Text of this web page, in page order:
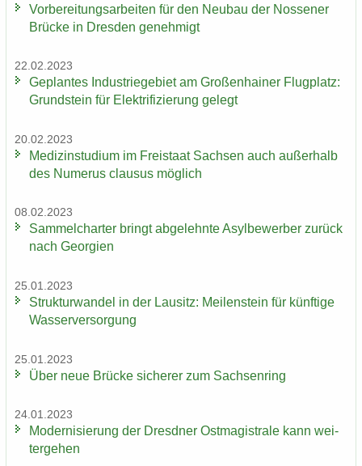
Vor­be­rei­tungs­ar­bei­ten für den Neu­bau der Nos­se­ner
Brü­cke in Dres­den ge­neh­migt
22.02.2023
Ge­plan­tes In­dus­trie­ge­biet am Gro­ßen­hai­ner Flug­platz:
Grund­stein für Elek­tri­fi­zie­rung ge­legt
20.02.2023
Me­di­zin­stu­di­um im Frei­staat Sach­sen auch au­ßer­halb
des Nu­me­rus clau­sus mög­lich
08.02.2023
Sam­mel­char­ter bringt ab­ge­lehn­te Asyl­be­wer­ber zu­rück
nach Ge­or­gi­en
25.01.2023
Struk­tur­wan­del in der Lau­sitz: Mei­len­stein für künf­ti­ge
Was­ser­ver­sor­gung
25.01.2023
Über neue Brü­cke si­che­rer zum Sach­sen­ring
24.01.2023
Mo­der­ni­sie­rung der Dresd­ner Ost­ma­gis­tra­le kann wei­
ter­ge­hen